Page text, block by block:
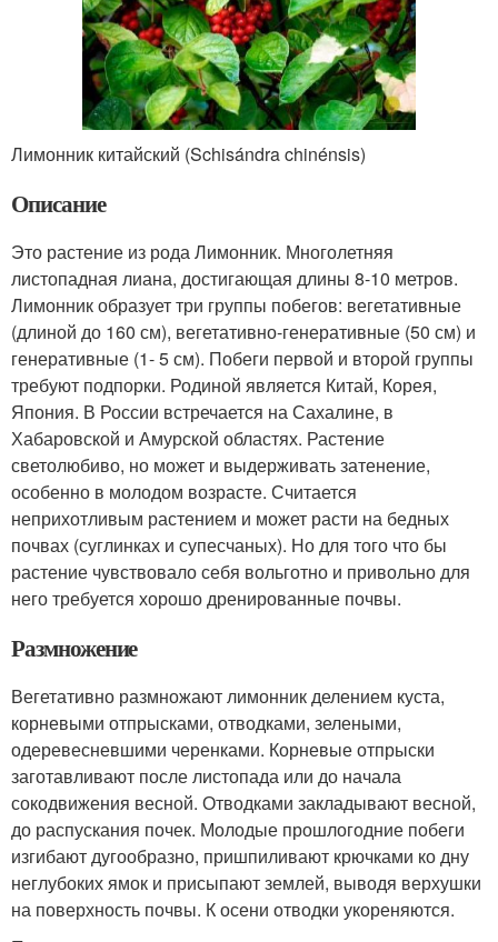
Лимонник китайский (Schisándra chinénsis)
Описание
Это растение из рода Лимонник. Многолетняя
листопадная лиана, достигающая длины 8-10 метров.
Лимонник образует три группы побегов: вегетативные
(длиной до 160 см), вегетативно-генеративные (50 см) и
генеративные (1- 5 см). Побеги первой и второй группы
требуют подпорки. Родиной является Китай, Корея,
Япония. В России встречается на Сахалине, в
Хабаровской и Амурской областях. Растение
светолюбиво, но может и выдерживать затенение,
особенно в молодом возрасте. Считается
неприхотливым растением и может расти на бедных
почвах (суглинках и супесчаных). Но для того что бы
растение чувствовало себя вольготно и привольно для
него требуется хорошо дренированные почвы.
Размножение
Вегетативно размножают лимонник делением куста,
корневыми отпрысками, отводками, зелеными,
одеревесневшими черенками. Корневые отпрыски
заготавливают после листопада или до начала
сокодвижения весной. Отводками закладывают весной,
до распускания почек. Молодые прошлогодние побеги
изгибают дугообразно, пришпиливают крючками ко дну
неглубоких ямок и присыпают землей, выводя верхушки
на поверхность почвы. К осени отводки укореняются.